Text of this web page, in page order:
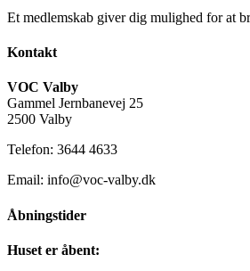
Et medlemskab giver dig mulighed for at
Kontakt
VOC Valby
Gammel Jernbanevej 25
2500 Valby
Telefon: 3644 4633
Email: info@voc-valby.dk
Åbningstider
Huset er åbent: